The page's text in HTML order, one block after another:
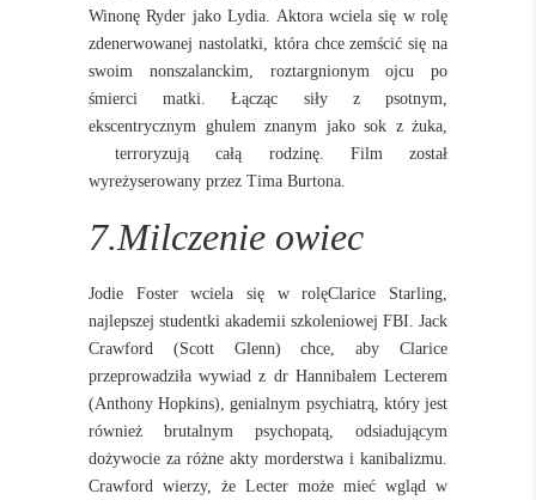
Winonę Ryder jako Lydia. Aktora wciela się w rolę
zdenerwowanej nastolatki, która chce zemścić się na
swoim nonszalanckim, roztargnionym ojcu po
śmierci matki. Łącząc siły z psotnym,
ekscentrycznym ghulem znanym jako sok z żuka,
terroryzują całą rodzinę. Film został
wyreżyserowany przez Tima Burtona.
7.Milczenie owiec
Jodie Foster wciela się w rolęClarice Starling,
najlepszej studentki akademii szkoleniowej FBI. Jack
Crawford (Scott Glenn) chce, aby Clarice
przeprowadziła wywiad z dr Hannibalem Lecterem
(Anthony Hopkins), genialnym psychiatrą, który jest
również brutalnym psychopatą, odsiadującym
dożywocie za różne akty morderstwa i kanibalizmu.
Crawford wierzy, że Lecter może mieć wgląd w